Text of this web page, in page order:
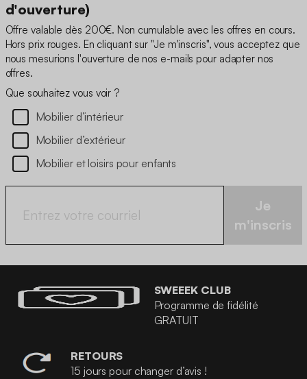
d'ouverture)
Offre valable dès 200€. Non cumulable avec les offres en cours.
Hors prix rouges. En cliquant sur "Je m'inscris", vous acceptez que
nous mesurions l'ouverture de nos e-mails pour adapter nos
offres.
Que souhaitez vous voir ?
Mobilier d’intérieur
Mobilier d’extérieur
Mobilier et loisirs pour enfants
Je
m'inscris
SWEEEK CLUB
Programme de fidélité
GRATUIT
RETOURS
15 jours pour changer d’avis !